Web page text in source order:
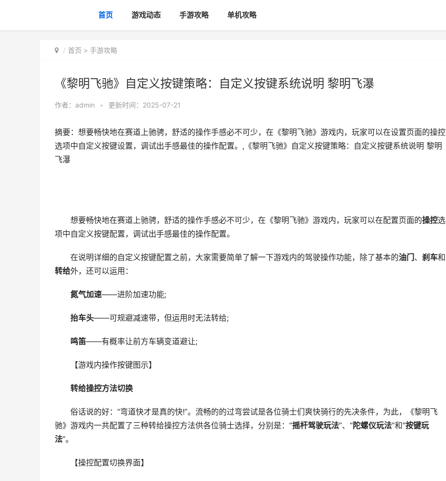
首页 游戏动态 手游攻略 单机攻略
首页 > 手游攻略
《黎明飞驰》自定义按键策略：自定义按键系统说明 黎明飞瀑
作者： admin • 更新时间：2025-07-21
摘要：想要畅快地在赛道上驰骋，舒适的操作手感必不可少，在《黎明飞驰》游戏内，玩家可以在设置页面的操控
选项中自定义按键设置，调试出手感最佳的操作配置。,《黎明飞驰》自定义按键策略：自定义按键系统说明 黎明
飞瀑
想要畅快地在赛道上驰骋，舒适的操作手感必不可少，在《黎明飞驰》游戏内，玩家可以在配置页面的操控选
项中自定义按键配置，调试出手感最佳的操作配置。
在说明详细的自定义按键配置之前，大家需要简单了解一下游戏内的驾驶操作功能，除了基本的油门、 刹车和
转给外，还可以运用：
氮气加速——进阶加速功能;
抬车头——可规避减速带，但运用时无法转给;
鸣笛——有概率让前方车辆变道避让;
【游戏内操作按键图示】
转给操控方法切换
俗话说的好：“弯道快才是真的快!”。流畅的的过弯尝试是各位骑士们爽快骑行的先决条件，为此，《黎明飞
驰》游戏内一共配置了三种转给操控方法供各位骑士选择，分别是：“摇杆驾驶玩法”、“陀螺仪玩法”和“按键玩
法”。
【操控配置切换界面】